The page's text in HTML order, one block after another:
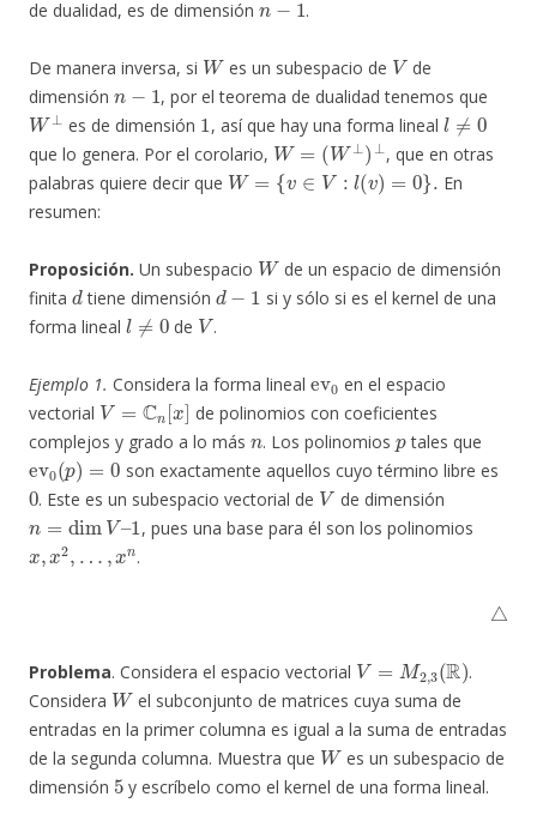
de dualidad, es de dimensión .
De manera inversa, si
W
es un subespacio de
V
de
dimensión
n−1
, por el teorema de dualidad tenemos que
W⊥
es de dimensión
1
, así que hay una forma lineal
l≠0
que lo genera. Por el corolario,
W=( W⊥)⊥
, que en otras
palabras quiere decir que
W={ v∈ (v)= 0}
En
resumen:
Proposición. Un subespacio
W
de un espacio de dimensión
finita
d
tiene dimensión
d−1
si y sólo si es el kernel de una
forma lineal
l≠0
de
V
.
Ejemplo 1. Considera la forma lineal
en el espacio
vectorial
V=Cn[x]
de polinomios con coeficientes
complejos y grado a lo más
n
. Los polinomios
p
tales que
ev0(p)=0
son exactamente aquellos cuyo término libre es
0
. Este es un subespacio vectorial de
V
de dimensión
n =dimV–1
, pues una base para él son los polinomios
x, 2,…,x n
.
△
Problema. Considera el espacio vectorial
V= 2 3 R)
.
Considera
W
el subconjunto de matrices cuya suma de
entradas en la primer columna es igual a la suma de entradas
de la segunda columna. Muestra que
W
es un subespacio de
dimensión
5
y escríbelo como el kernel de una forma lineal.